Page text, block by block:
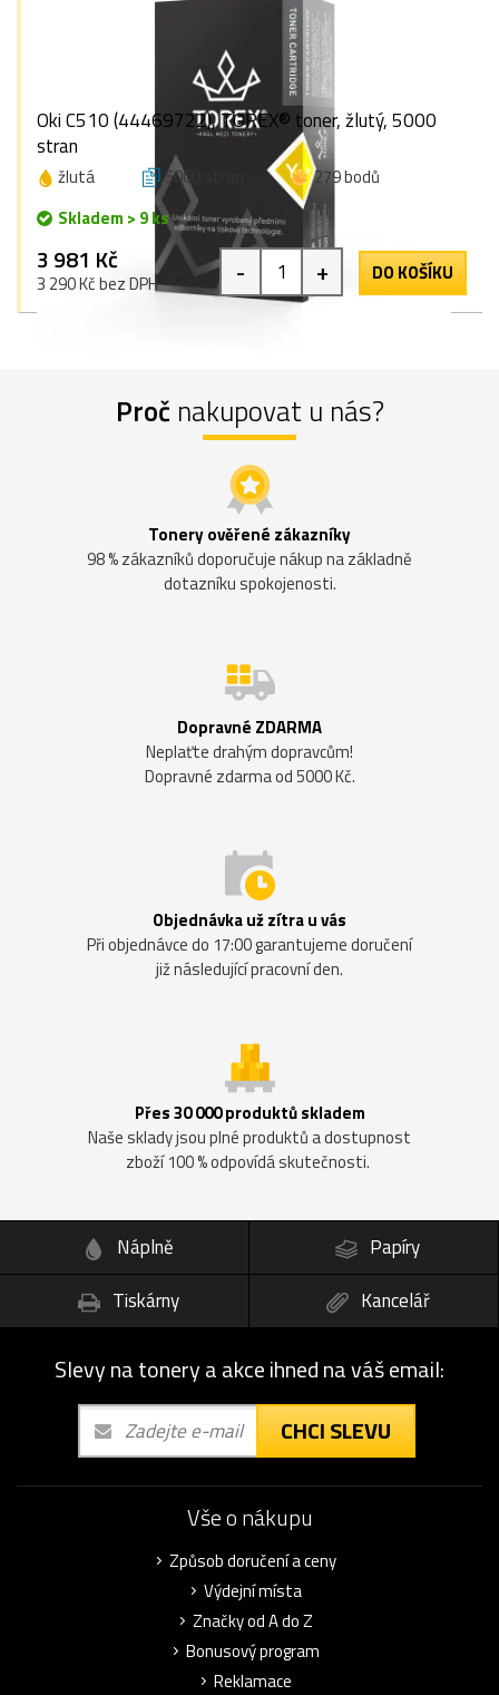
Oki C510 (44469722), TOREX® toner, žlutý, 5000
stran
žlutá 5000 stran
279 bodů
Skladem > 9 ks
3 981 Kč
3 290 Kč bez DPH - + DO KOŠÍKU
Proč nakupovat u nás?
Tonery ověřené zákazníky
98 % zákazníků doporučuje nákup na základně
dotazníku spokojenosti.
Dopravné ZDARMA
Neplaťte drahým dopravcům!
Dopravné zdarma od 5000 Kč.
Objednávka už zítra u vás
Při objednávce do 17:00 garantujeme doručení
již následující pracovní den.
Přes 30 000 produktů skladem
Naše sklady jsou plné produktů a dostupnost
zboží 100 % odpovídá skutečnosti.
Náplně
Papíry
Tiskárny
Kancelář
Slevy na tonery a akce ihned na váš email:
CHCI SLEVU
Vše o nákupu
Způsob doručení a ceny
Výdejní místa
Značky od A do Z
Bonusový program
Reklamace